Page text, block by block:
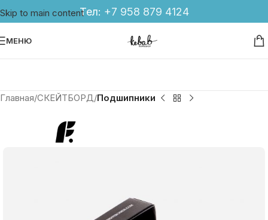
Skip to main contentТел: +7 958 879 4124
МЕНЮ
Главная СКЕЙТБОРД Подшипники